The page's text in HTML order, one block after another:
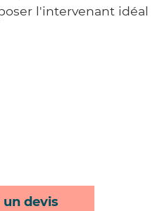
l'intervenant idéal
devis